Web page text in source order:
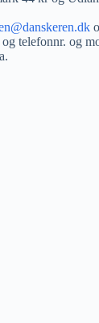
telefonnr. og